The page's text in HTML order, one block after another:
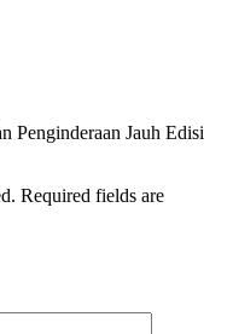
Penginderaan Jauh Edisi
Required fields are